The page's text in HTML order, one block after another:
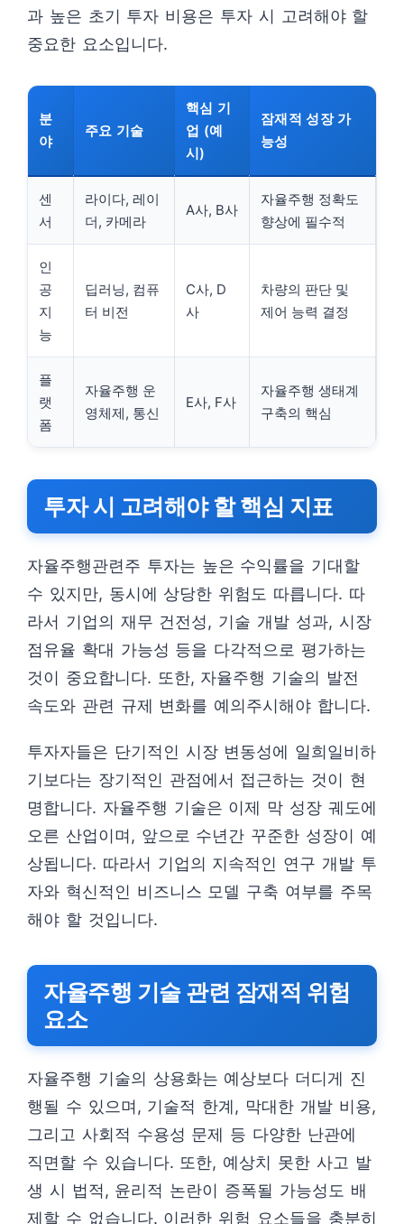
과 높은 초기 투자 비용은 투자 시 고려해야 할
중요한 요소입니다.
분
야
주요 기술
핵심 기
업 (예
시)
잠재적 성장 가
능성
센
서
라이다, 레이
더, 카메라
A사, B사
자율주행 정확도
향상에 필수적
인
공
지
능
딥러닝, 컴퓨
터 비전
C사, D
사
차량의 판단 및
제어 능력 결정
플
랫
폼
자율주행 운
영체제, 통신
E사, F사
자율주행 생태계
구축의 핵심
투자 시 고려해야 할 핵심 지표
자율주행관련주 투자는 높은 수익률을 기대할
수 있지만, 동시에 상당한 위험도 따릅니다. 따
라서 기업의 재무 건전성, 기술 개발 성과, 시장
점유율 확대 가능성 등을 다각적으로 평가하는
것이 중요합니다. 또한, 자율주행 기술의 발전
속도와 관련 규제 변화를 예의주시해야 합니다.
투자자들은 단기적인 시장 변동성에 일희일비하
기보다는 장기적인 관점에서 접근하는 것이 현
명합니다. 자율주행 기술은 이제 막 성장 궤도에
오른 산업이며, 앞으로 수년간 꾸준한 성장이 예
상됩니다. 따라서 기업의 지속적인 연구 개발 투
자와 혁신적인 비즈니스 모델 구축 여부를 주목
해야 할 것입니다.
자율주행 기술 관련 잠재적 위험
요소
자율주행 기술의 상용화는 예상보다 더디게 진
행될 수 있으며, 기술적 한계, 막대한 개발 비용,
그리고 사회적 수용성 문제 등 다양한 난관에
직면할 수 있습니다. 또한, 예상치 못한 사고 발
생 시 법적, 윤리적 논란이 증폭될 가능성도 배
제할 수 없습니다. 이러한 위험 요소들을 충분히